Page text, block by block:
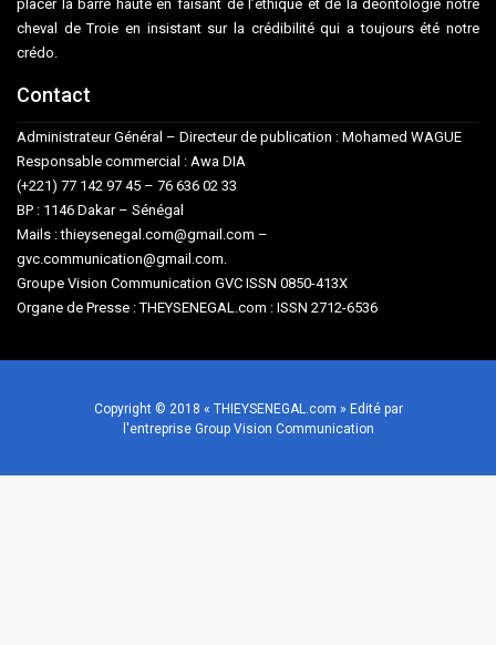
placer la barre haute en faisant de l’éthique et de la déontologie notre
cheval de Troie en insistant sur la crédibilité qui a toujours été notre
crédo.
Contact
Administrateur Général – Directeur de publication : Mohamed WAGUE
Responsable commercial : Awa DIA
(+221) 77 142 97 45 – 76 636 02 33
BP : 1146 Dakar – Sénégal
Mails : thieysenegal.com@gmail.com –
gvc.communication@gmail.com.
Groupe Vision Communication GVC ISSN 0850-413X
Organe de Presse : THEYSENEGAL.com : ISSN 2712-6536
Copyright © 2018 « THIEYSENEGAL.com » Edité par
l'entreprise Group Vision Communication